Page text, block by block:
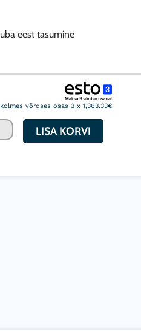
eest tasumine
võrdses osas 3 x 1,363.33€
LISA KORVI